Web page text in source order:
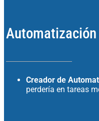
Creador de
perdería en tareas